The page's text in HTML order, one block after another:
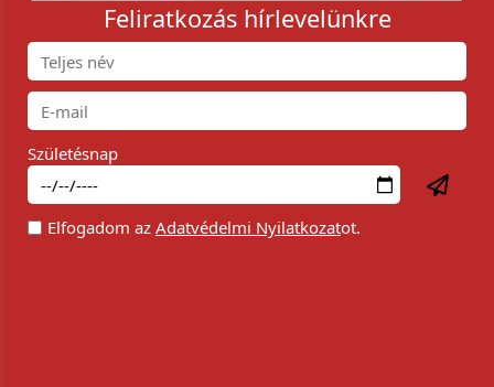
Feliratkozás hírlevelünkre
Születésnap
Elfogadom az Adatvédelmi Nyilatkozatot.